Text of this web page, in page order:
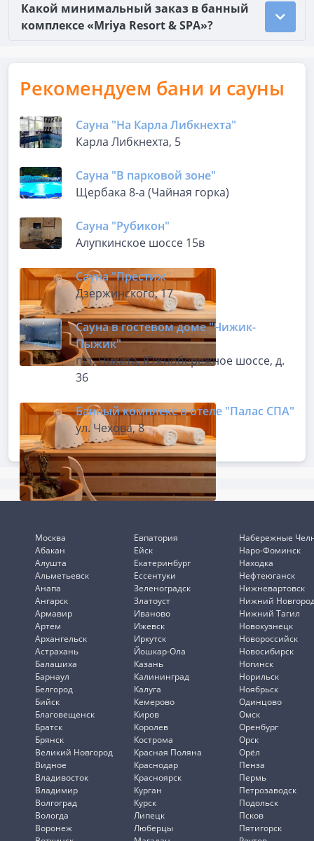
Какой минимальный заказ в банный
комплексе «Mriya Resort & SPA»?
Рекомендуем бани и сауны
Сауна "На Карла Либкнехта"
Карла Либкнехта, 5
Сауна "В парковой зоне"
Щербака 8-а (Чайная горка)
Сауна "Рубикон"
Алупкинское шоссе 15в
Сауна "Престиж"
Дзержинского, 17
Сауна в гостевом доме "Чижик-
Пыжик"
пгт, Никита, Южнобережное шоссе, д.
36
Банный комплекс в отеле "Палас СПА"
ул. Чехова, 8
Москва
Абакан
Алушта
Альметьевск
Анапа
Ангарск
Армавир
Артем
Архангельск
Астрахань
Балашиха
Барнаул
Белгород
Бийск
Благовещенск
Братск
Брянск
Великий Новгород
Видное
Владивосток
Владимир
Волгоград
Вологда
Воронеж
Евпатория
Ейск
Екатеринбург
Ессентуки
Зеленоградск
Златоуст
Иваново
Ижевск
Иркутск
Йошкар-Ола
Казань
Калининград
Калуга
Кемерово
Киров
Королев
Кострома
Красная Поляна
Краснодар
Красноярск
Курган
Курск
Липецк
Люберцы
Набережные
Наро-Фоминск
Находка
Нефтеюганск
Нижневартовск
Нижний
Нижний Тагил
Новокузнецк
Новороссийск
Новосибирск
Ногинск
Норильск
Ноябрьск
Одинцово
Омск
Оренбург
Орск
Орёл
Пенза
Пермь
Петрозаводск
Подольск
Псков
Пятигорск